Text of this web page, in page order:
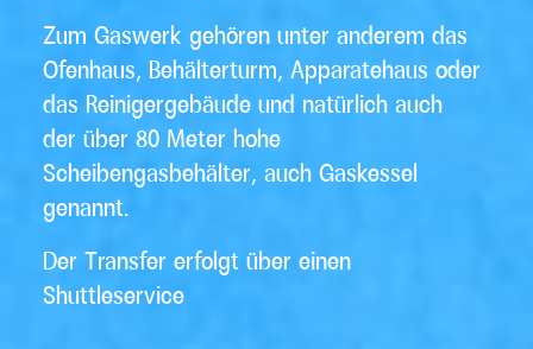
Zum Gaswerk gehören unter anderem das
Ofenhaus, Behälterturm, Apparatehaus oder
das Reinigergebäude und natürlich auch
der über 80 Meter hohe
Scheibengasbehälter, auch Gaskessel
genannt.
Der Transfer erfolgt über einen
Shuttleservice